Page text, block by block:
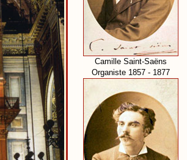
Camille Saint-Saëns
Organiste 1857 - 1877